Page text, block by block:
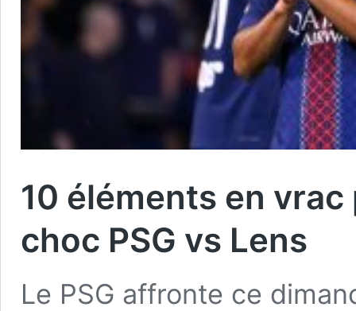
10 éléments en
choc PSG vs Lens
Le PSG affronte ce